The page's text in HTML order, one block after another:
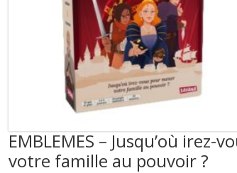
EMBLEMES – Jusqu’où irez-
votre famille au pouvoir ?